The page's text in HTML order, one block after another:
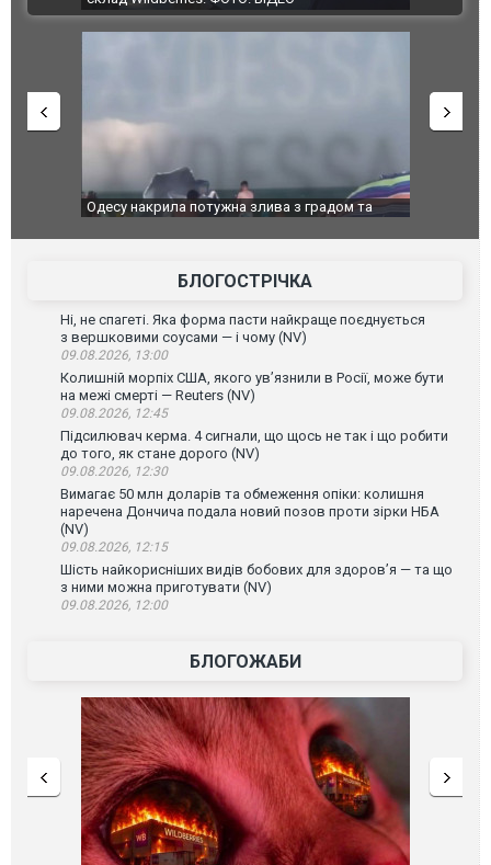
Одесу накрила потужна злива з градом та
Вже
БЛОГОСТРІЧКА
Ні, не спагеті. Яка форма пасти найкраще поєднується
з вершковими соусами — і чому (NV)
09.08.2026, 13:00
Колишній морпіх США, якого ув’язнили в Росії, може бути
на межі смерті — Reuters (NV)
09.08.2026, 12:45
Підсилювач керма. 4 сигнали, що щось не так і що робити
до того, як стане дорого (NV)
09.08.2026, 12:30
Вимагає 50 млн доларів та обмеження опіки: колишня
наречена Дончича подала новий позов проти зірки НБА
(NV)
09.08.2026, 12:15
Шість найкорисніших видів бобових для здоров’я — та що
з ними можна приготувати (NV)
09.08.2026, 12:00
БЛОГОЖАБИ